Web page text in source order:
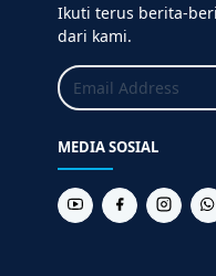
Ikuti terus berita-
dari kami.
MEDIA SOSIAL